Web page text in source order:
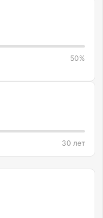
50%
30 лет